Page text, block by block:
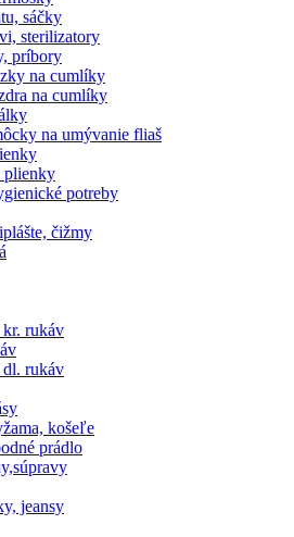
sáčky
sterilizatory
príbory
na cumlíky
na cumlíky
na umývanie fliaš
plienky
potreby
čižmy
rukáv
rukáv
košeľe
prádlo
jeansy